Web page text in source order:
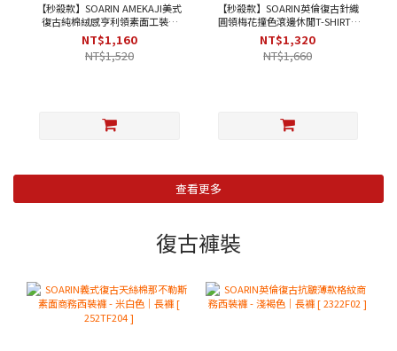
【秒殺款】SOARIN AMEKAJI美式
復古純棉絨感亨利領素面工裝T-
SHIRT - 橙黃色｜短袖 [212T410 ]
NT$1,160
NT$1,520
【秒殺款】SOARIN英倫復古針織
圓領梅花撞色滾邊休閒T-SHIRT -
杏色｜短袖 [ 212T437 ]
NT$1,320
NT$1,660
查看更多
復古褲裝